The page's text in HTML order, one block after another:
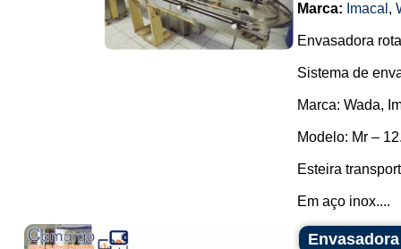
Marca: Imacal ,
Envasadora
Sistema de
Marca: Wada,
Modelo: Mr –
Esteira
Em aço inox....